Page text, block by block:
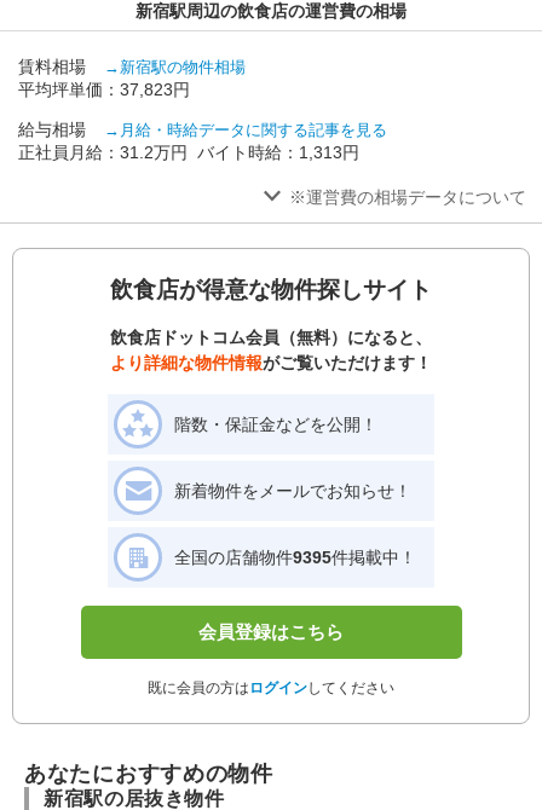
新宿駅周辺の飲食店の運営費の相場
賃料相場 →新宿駅の物件相場
平均坪単価：37,823円
給与相場 →月給・時給データに関する記事を見る
正社員月給：31.2万円 バイト時給：1,313円
※運営費の相場データについて
飲食店が得意な物件探しサイト
飲食店ドットコム会員（無料）になると、
より詳細な物件情報がご覧いただけます！
階数・保証金などを公開！
新着物件をメールでお知らせ！
全国の店舗物件9395件掲載中！
会員登録はこちら
既に会員の方は ログインしてください
あなたにおすすめの物件
新宿駅の居抜き物件